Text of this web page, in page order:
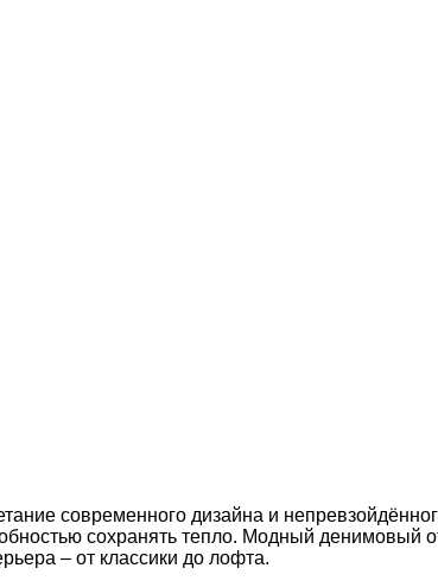
современного дизайна и
сохранять тепло. Модный
– от классики до лофта.